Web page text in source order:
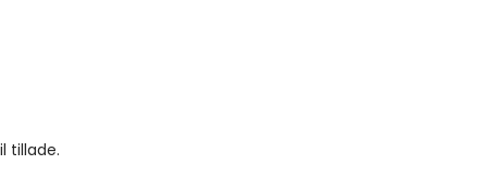
tillade.